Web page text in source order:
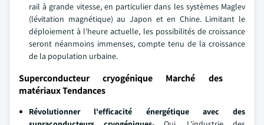
rail à grande vitesse, en particulier dans les systèmes Maglev
(lévitation magnétique) au Japon et en Chine. Limitant le
déploiement à l'heure actuelle, les possibilités de croissance
seront néanmoins immenses, compte tenu de la croissance
de la population urbaine.
Superconducteur cryogénique Marché des
matériaux Tendances
Révolutionner l'efficacité énergétique avec des